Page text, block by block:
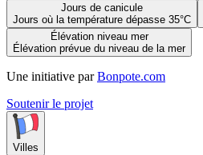
Jours de canicule
Jours où la température dépasse 35°C
Élévation niveau mer
Élévation prévue du niveau de la mer
Une initiative par Bonpote.com
Soutenir le projet
Villes